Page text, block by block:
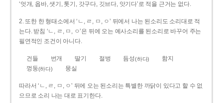
‘엇개, 옵바, 샛기, 톳기, 갓구다, 깃브다, 앗기다’로 적을 근거는 없다.
2. 또한 한 형태소에서 ‘ㄴ, ㄹ, ㅁ, ㅇ’ 뒤에서 나는 된소리도 소리대로 적
는다. 받침 ‘ㄴ, ㄹ, ㅁ, ㅇ’은 뒤에 오는 예사소리를 된소리로 바꾸어 주는
필연적인 조건이 아니다.
건들 번개 딸기 절벙 듬성(하다)
함지
껑둥(하다) 뭉실
따라서 ‘ㄴ, ㄹ, ㅁ, ㅇ’ 뒤에 오는 된소리는 특별한 까닭이 있다고 할 수 없
으므로 소리 나는 대로 표기한다.